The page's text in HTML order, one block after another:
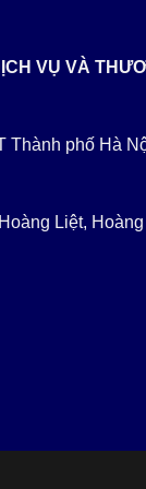
VỤ VÀ
Thành phố Hà
Liệt,